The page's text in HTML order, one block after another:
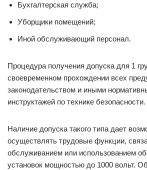
Бухгалтерская служба;
Уборщики помещений;
Иной обслуживающий персонал.
Процедура получения допуска для 1
своевременном прохождении всех
законодательством и иными
инструктажей по технике безопасности.
Наличие допуска такого типа дает
осуществлять трудовые функции,
обслуживанием или использованием
установок мощностью до 1000 вольт.